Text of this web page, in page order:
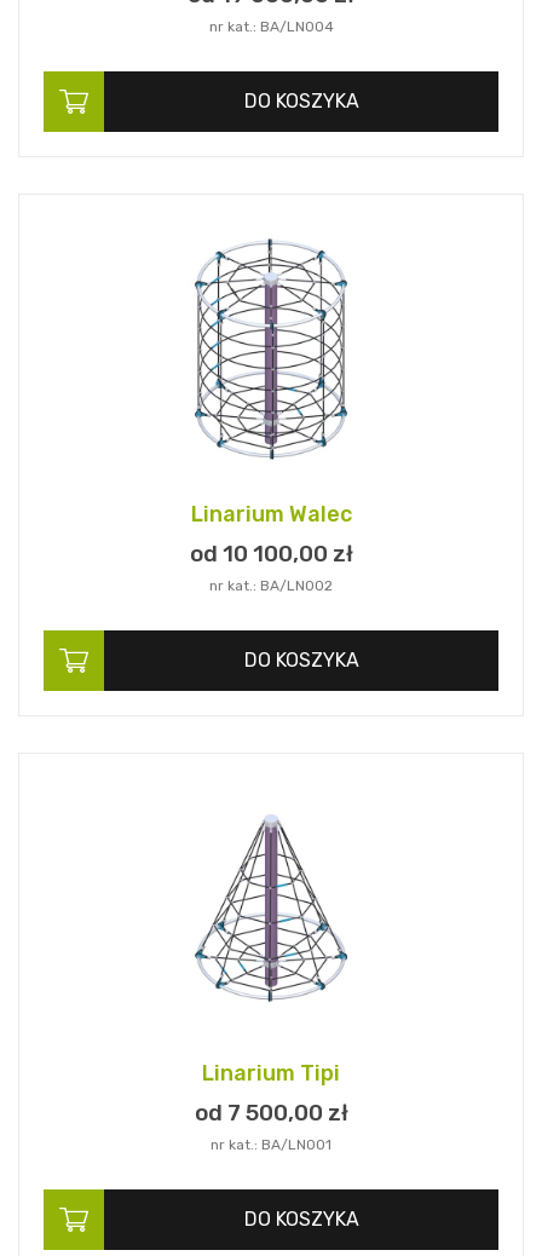
nr kat.: BA/LN004
DO KOSZYKA
Linarium Walec
od 10 100,00 zł
nr kat.: BA/LN002
DO KOSZYKA
Linarium Tipi
od 7 500,00 zł
nr kat.: BA/LN001
DO KOSZYKA